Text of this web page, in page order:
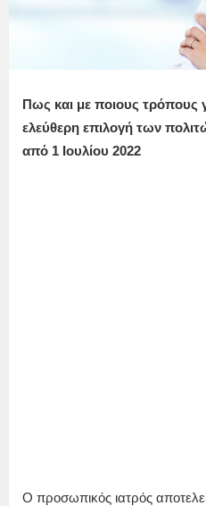
Πως και με ποιους τρόπους
ελεύθερη επιλογή των
από 1 Ιουλίου 2022
Ο προσωπικός ιατρός